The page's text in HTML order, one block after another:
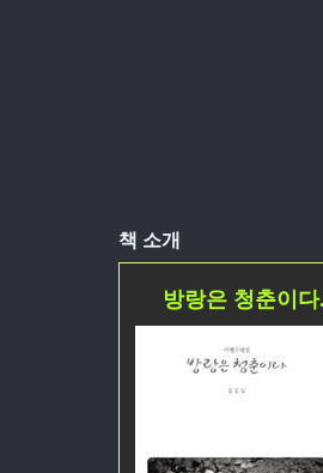
책 소개
방랑은 청춘이다.